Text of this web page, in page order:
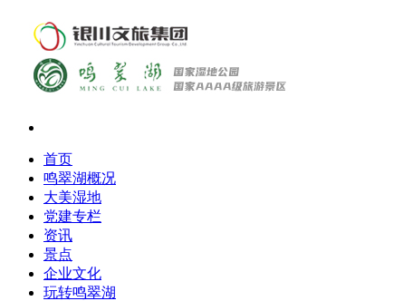
首页
鸣翠湖概况
大美湿地
党建专栏
资讯
景点
企业文化
玩转鸣翠湖